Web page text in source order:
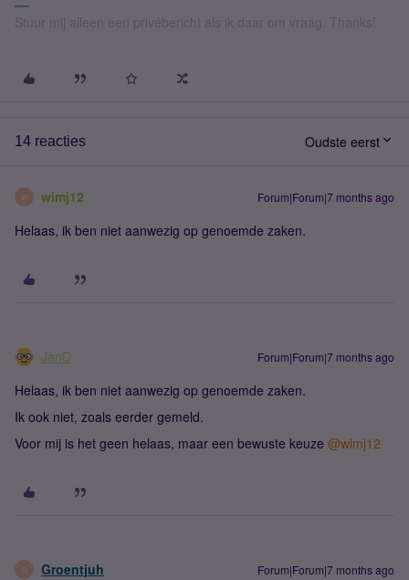
Stuur mij alleen een privébericht als ik daar om vraag. Thanks!
14 reacties Oudste eerst
W wimj12 Forum|Forum|7 months ago
Helaas, ik ben niet aanwezig op genoemde zaken.
JanD Forum|Forum|7 months ago
Helaas, ik ben niet aanwezig op genoemde zaken.
Ik ook niet, zoals eerder gemeld.
Voor mij is het geen helaas, maar een bewuste keuze ​ @wimj12
G Groentjuh Forum|Forum|7 months ago